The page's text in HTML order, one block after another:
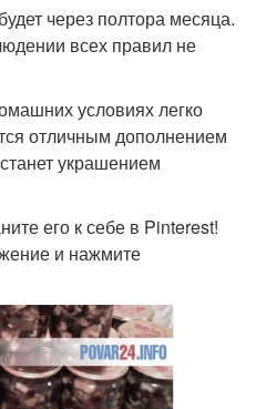
через полтора месяца.
всех правил не
условиях легко
отличным дополнением
украшением
его к себе в Pinterest!
и нажмите